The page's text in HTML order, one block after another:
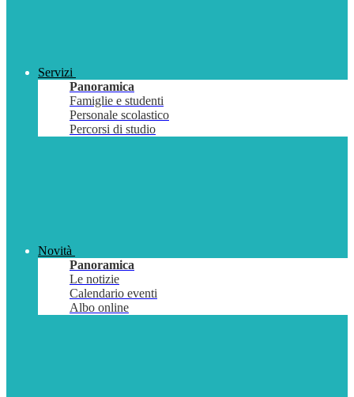
Servizi
Panoramica
Famiglie e studenti
Personale scolastico
Percorsi di studio
Novità
Panoramica
Le notizie
Calendario eventi
Albo online